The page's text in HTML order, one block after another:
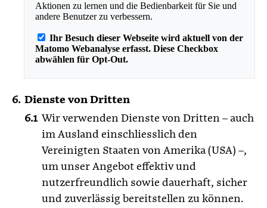
Dienste von Dritten
Wir verwenden Dienste von Dritten – auch
im Ausland einschliesslich den
Vereinigten Staaten von Amerika (USA) –,
um unser Angebot effektiv und
nutzerfreundlich sowie dauerhaft, sicher
und zuverlässig bereitstellen zu können.